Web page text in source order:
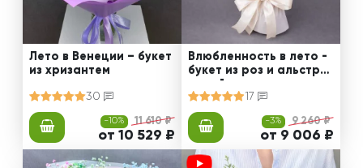
Лето в Венеции – букет
из хризантем
30
-10% 11 610 ₽
от 10 529 ₽
Влюбленность в лето -
букет из роз и альстро
мерий
17
-3% 9 260 ₽
от 9 006 ₽